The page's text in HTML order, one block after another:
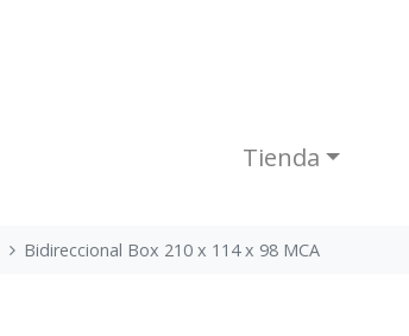
Tienda​
Bidireccional Box 210 x 114 x 98 MCA